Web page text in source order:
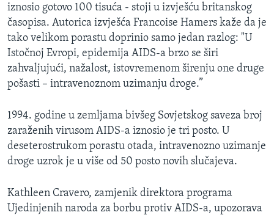
Learning English
PRATITE NAS
Jezici
iznosio gotovo 100 tisuća - stoji u izvješću britanskog
časopisa. Autorica izvješća Francoise Hamers kaže da je
tako velikom porastu doprinio samo jedan razlog: "U
Istočnoj Evropi, epidemija AIDS-a brzo se širi
zahvaljujući, nažalost, istovremenom širenju one druge
pošasti – intravenoznom uzimanju droge.”
1994. godine u zemljama bivšeg Sovjetskog saveza broj
zaraženih virusom AIDS-a iznosio je tri posto. U
deseterostrukom porastu otada, intravenozno uzimanje
droge uzrok je u više od 50 posto novih slučajeva.
Kathleen Cravero, zamjenik direktora programa
Ujedinjenih naroda za borbu protiv AIDS-a, upozorava